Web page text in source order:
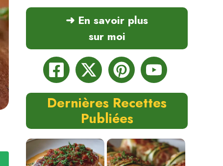
➜ En savoir plus
sur moi
Dernières Recettes
Publiées